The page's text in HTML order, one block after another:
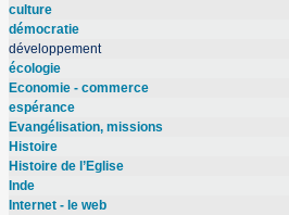
culture
démocratie
développement
écologie
Economie - commerce
espérance
Evangélisation, missions
Histoire
Histoire de l’Eglise
Inde
Internet - le web